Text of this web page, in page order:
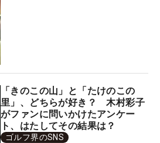
「きのこの山」と「たけのこの
里」、どちらが好き？ 木村彩子
がファンに問いかけたアンケー
ト、はたしてその結果は？
ゴルフ界のSNS